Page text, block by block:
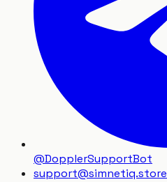
@DopplerSupportBot
support@simnetiq.store